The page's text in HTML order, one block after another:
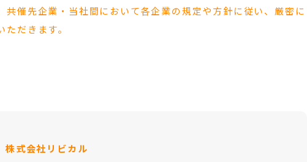
共催先企業・当社間において各企業の規定や方針に従い、厳密に
ただきます。
株式会社リビカル